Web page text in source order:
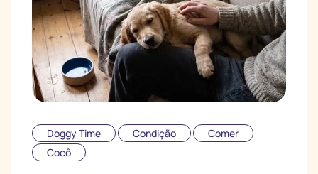
Doggy Time Condição
Comer
Cocô